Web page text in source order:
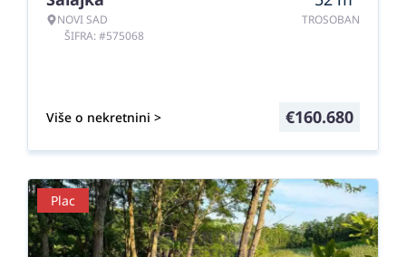
NOVI SAD
ŠIFRA: #575068
TROSOBAN
Više o nekretnini > €160.680
Plac